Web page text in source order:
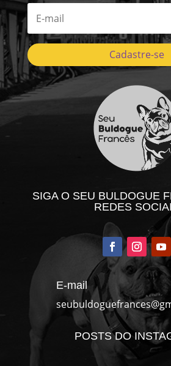
Cadastre-se
SIGA O SEU BULDOGUE
REDES
E-mail
POSTS DO